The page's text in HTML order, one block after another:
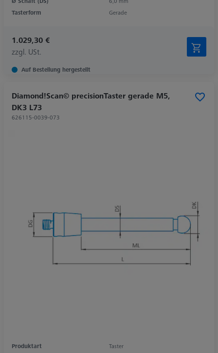
Tasterform
Gerade
1.029,30 €
zzgl. USt.
Auf Bestellung hergestellt
Diamond!Scan© precisionTaster gerade M5,
DK3 L73
626115-0039-073
Produktart
Taster